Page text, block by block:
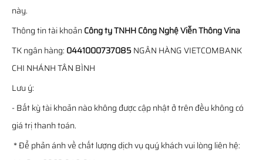
này.
Thông tin tài khoảnCông ty TNHH Công Nghệ Viễn Thông Vina
TK ngân hàng: 0441000737085NGÂN HÀNG VIETCOMBANK
CHI NHÁNH TÂN BÌNH
Lưu ý:
- Bất kỳ tài khoản nào không được cập nhật ở trên đều không có
giá trị thanh toán.
* Để phản ánh về chất lượng dịch vụ quý khách vui lòng liên hệ: